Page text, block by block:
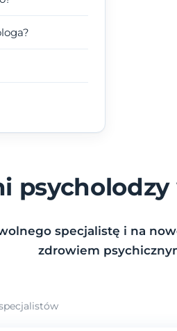
specjalistę i na
zdrowiem